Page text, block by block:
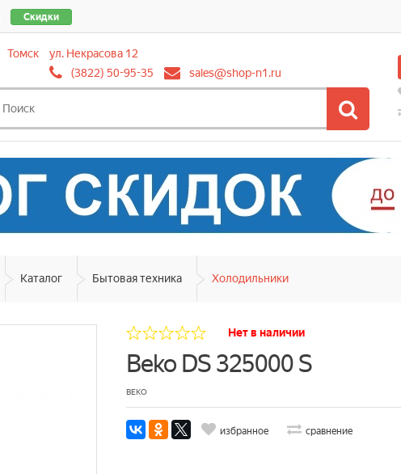
Скидки
Томск
ул. Некрасова 12
(3822) 50-95-35
sales@shop-n1.ru
Каталог Бытовая техника Холодильники
Нет в наличии
Beko DS 325000 S
BEKO
избранное сравнение